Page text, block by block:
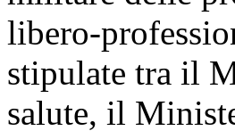
libero-
stipulate tra il
salute, il